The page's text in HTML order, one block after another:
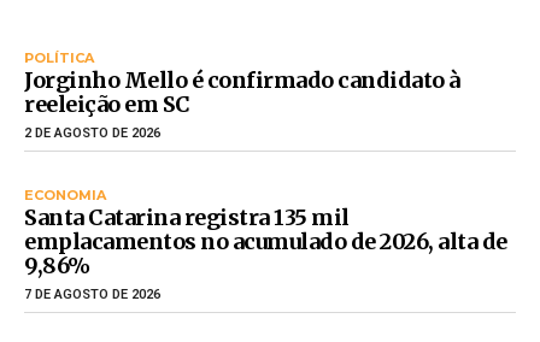
POLÍTICA
Jorginho Mello é confirmado candidato à
reeleição em SC
2 DE AGOSTO DE 2026
ECONOMIA
Santa Catarina registra 135 mil
emplacamentos no acumulado de 2026, alta de
9,86%
7 DE AGOSTO DE 2026